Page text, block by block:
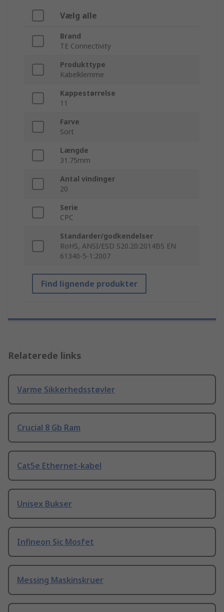
Vælg alle
Brand
TE Connectivity
Produkttype
Kabelklemme
Kappestørrelse
11
Farve
Sort
Længde
31.75mm
Antal vindinger
20
Serie
CPC
Standarder/godkendelser
RoHS, ANSI/ESD S20.20:2014BS EN
61340-5-1:2007
Find lignende produkter
Relaterede links
Varme Sikkerhedsstøvler
Crucial 8 Gb Ram
Cat5e Ethernet-kabel
Unisex Bukser
Infineon Sic Mosfet
Messing Maskinskruer